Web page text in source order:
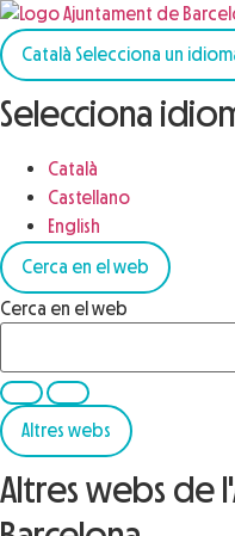
Català Selecciona un
Selecciona
Català
Castellano
English
Cerca en el web
Cerca en el web
Altres webs
Altres webs de